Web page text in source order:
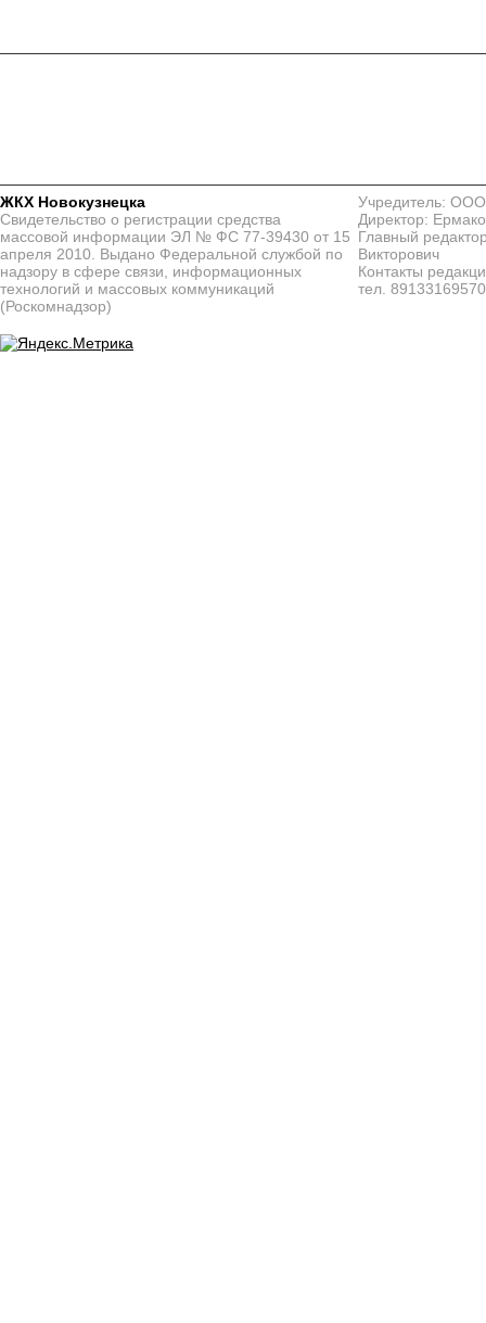
ЖКХ Новокузнецка
Свидетельство о регистрации средства
массовой информации ЭЛ № ФС 77-39430 от 15
апреля 2010. Выдано Федеральной службой по
надзору в сфере связи, информационных
технологий и массовых коммуникаций
(Роскомнадзор)
Учредитель:
Директор:
Главный
Викторович
Контакты
тел. 89133169570